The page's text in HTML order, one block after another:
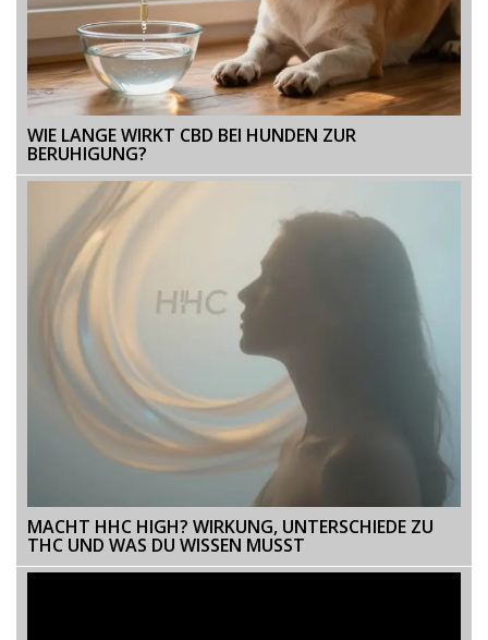
WIE LANGE WIRKT CBD BEI HUNDEN ZUR
BERUHIGUNG?
MACHT HHC HIGH? WIRKUNG, UNTERSCHIEDE ZU
THC UND WAS DU WISSEN MUSST